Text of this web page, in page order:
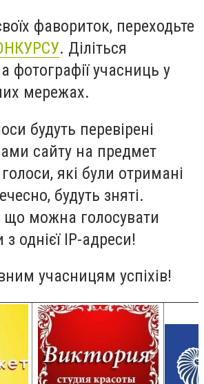
фавориток, переходьте
. Діліться
фотографії учасниць у
мережах.
будуть перевірені
сайту на предмет
які були отримані
будуть зняті.
можна голосувати
однієї ІР-адреси!
учасницям успіхів!